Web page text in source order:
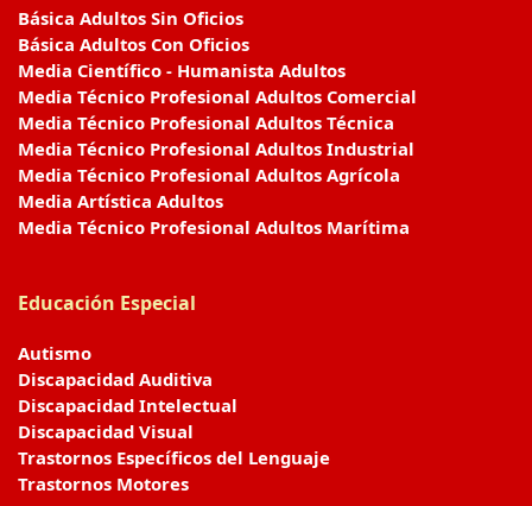
Básica Adultos Sin Oficios
Básica Adultos Con Oficios
Media Científico - Humanista Adultos
Media Técnico Profesional Adultos Comercial
Media Técnico Profesional Adultos Técnica
Media Técnico Profesional Adultos Industrial
Media Técnico Profesional Adultos Agrícola
Media Artística Adultos
Media Técnico Profesional Adultos Marítima
Educación Especial
Autismo
Discapacidad Auditiva
Discapacidad Intelectual
Discapacidad Visual
Trastornos Específicos del Lenguaje
Trastornos Motores